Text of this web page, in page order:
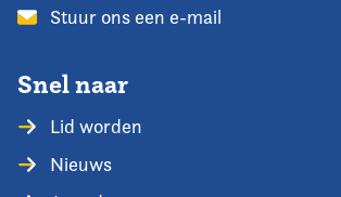
Stuur ons een e-mail
Snel naar
Lid worden
Nieuws